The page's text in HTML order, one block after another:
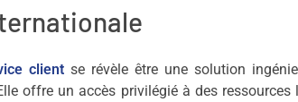
client se révèle être une solution
offre un accès privilégié à des